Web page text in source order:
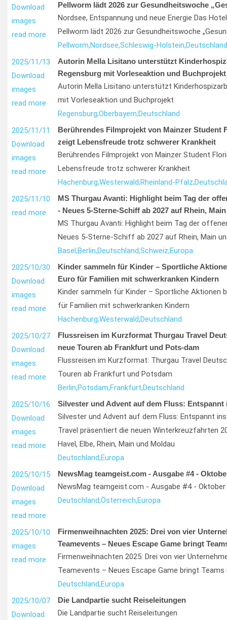
Download
images
read more
Pellworm lädt 2026 zur Gesundheitswoche
Nordsee, Entspannung und neue Energie Das
Pellworm lädt 2026 zur Gesundheitswoche
Pellworm,Nordsee,Schleswig-Holstein,Deutschland
2025/11/13
Download
images
read more
Autorin Mella Lisitano unterstützt
Regensburg mit Vorleseaktion und Buchprojekt
Autorin Mella Lisitano unterstützt
mit Vorleseaktion und Buchprojekt
Regensburg;Oberbayern;Deutschland
2025/11/11
Download
images
read more
Berührendes Filmprojekt von Mainzer Student
zeigt Lebensfreude trotz schwerer Krankheit
Berührendes Filmprojekt von Mainzer Student
Lebensfreude trotz schwerer Krankheit
Hachenburg;Westerwald;Rheinland-Pfalz;
2025/11/10
read more
MS Thurgau Avanti: Highlight beim Tag der
- Neues 5-Sterne-Schiff ab 2027 auf Rhein,
MS Thurgau Avanti: Highlight beim Tag der
Neues 5-Sterne-Schiff ab 2027 auf Rhein, Main
Basel,Berlin,Deutschland,Schweiz,Europa
2025/10/30
Download
images
read more
Kinder sammeln für Kinder – Sportliche
Euro für Familien mit schwerkranken Kindern
Kinder sammeln für Kinder – Sportliche Aktionen
für Familien mit schwerkranken Kindern
Hachenburg;Westerwald;Deutschland
2025/10/27
Download
images
read more
Flussreisen im Kurzformat Thurgau Travel
neue Touren ab Frankfurt und Pots-dam
Flussreisen im Kurzformat: Thurgau Travel
Touren ab Frankfurt und Potsdam
Berlin,Potsdam,Frankfurt,Deutschland
2025/10/16
Download
images
read more
Silvester und Advent auf dem Fluss: Entspannt
Silvester und Advent auf dem Fluss: Entspannt
Travel präsentiert die neuen Winterkreuzfahrten
Havel, Elbe, Rhein, Main und Moldau
Deutschland,Europa
2025/10/15
Download
images
read more
NewsMag teamgeist.com - Ausgabe #4 -
NewsMag teamgeist.com - Ausgabe #4 - Oktober
Deutschland,Österreich,Europa
2025/10/10
images
read more
Firmenweihnachten 2025: Drei von vier
Teamevents – Neues Escape Game bringt
Firmenweihnachten 2025: Drei von vier
Teamevents – Neues Escape Game bringt Teams
Deutschland,Europa
2025/10/07
Download
Die Landpartie sucht Reiseleitungen
Die Landpartie sucht Reiseleitungen